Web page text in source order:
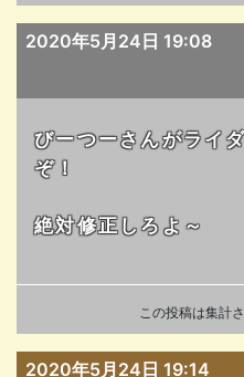
2020年5月24日 19:08
びーつーさんがライ
ぞ！
絶対修正しろよ～
この投稿は集計
2020年5月24日 19:14